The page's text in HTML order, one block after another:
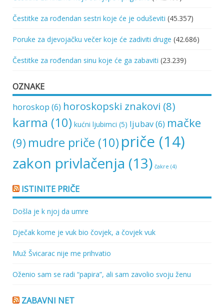
Čestitke za rođendan sestri koje će je oduševiti (45.357)
Poruke za djevojačku večer koje će zadiviti druge (42.686)
Čestitke za rođendan sinu koje će ga zabaviti (23.239)
OZNAKE
horoskop (6) horoskopski znakovi (8)
karma (10) kućni ljubimci (5) ljubav(6) mačke
(9) mudre priče (10) priče (14)
zakon privlačenja (13) čakre (4)
ISTINITE PRIČE
Došla je k njoj da umre
Dječak kome je vuk bio čovjek, a čovjek vuk
Muž Švicarac nije me prihvatio
Oženio sam se radi “papira”, ali sam zavolio svoju ženu
ZABAVNI NET